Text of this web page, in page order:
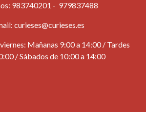
983740201 - 979837488
curieses@curieses.es
Mañanas 9:00 a 14:00 / Tardes
/ Sábados de 10:00 a 14:00